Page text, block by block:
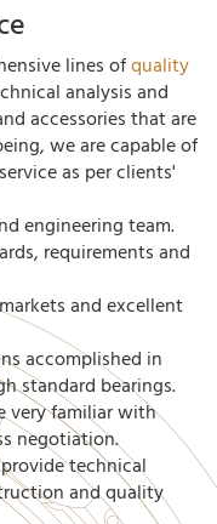
lines ofquality
analysis and
accessories that are
we are capable of
as per clients'
engineering team.
requirements and
and excellent
accomplished in
standard bearings.
very familiar with
negotiation.
technical
and quality